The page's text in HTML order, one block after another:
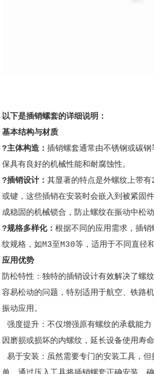
以下是插销螺套的详细说明：
基本结构与材质
?主体构造：插销螺套通常由不锈钢或碳
保具有良好的机械性能和耐腐蚀性。
?插销设计：其显著的特点是外螺纹上带
或键，这些插销在安装时会嵌入到被紧固
成稳固的机械锁合，防止螺纹在振动中松动
?规格多样化：根据不同的应用需求，插
纹规格，如M3至M30等，适用于不同直径
应用优势
防松特性：独特的插销设计有效解决了螺
容易松动的问题，特别适用于航空、铁路
振动应用。
强度提升：不仅增强原有螺纹的承载能力
因磨损或损坏的内螺纹，延长设备使用寿命
易于安装：虽然需要专门的安装工具，但